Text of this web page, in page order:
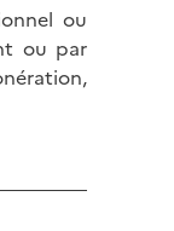
ou
ou par